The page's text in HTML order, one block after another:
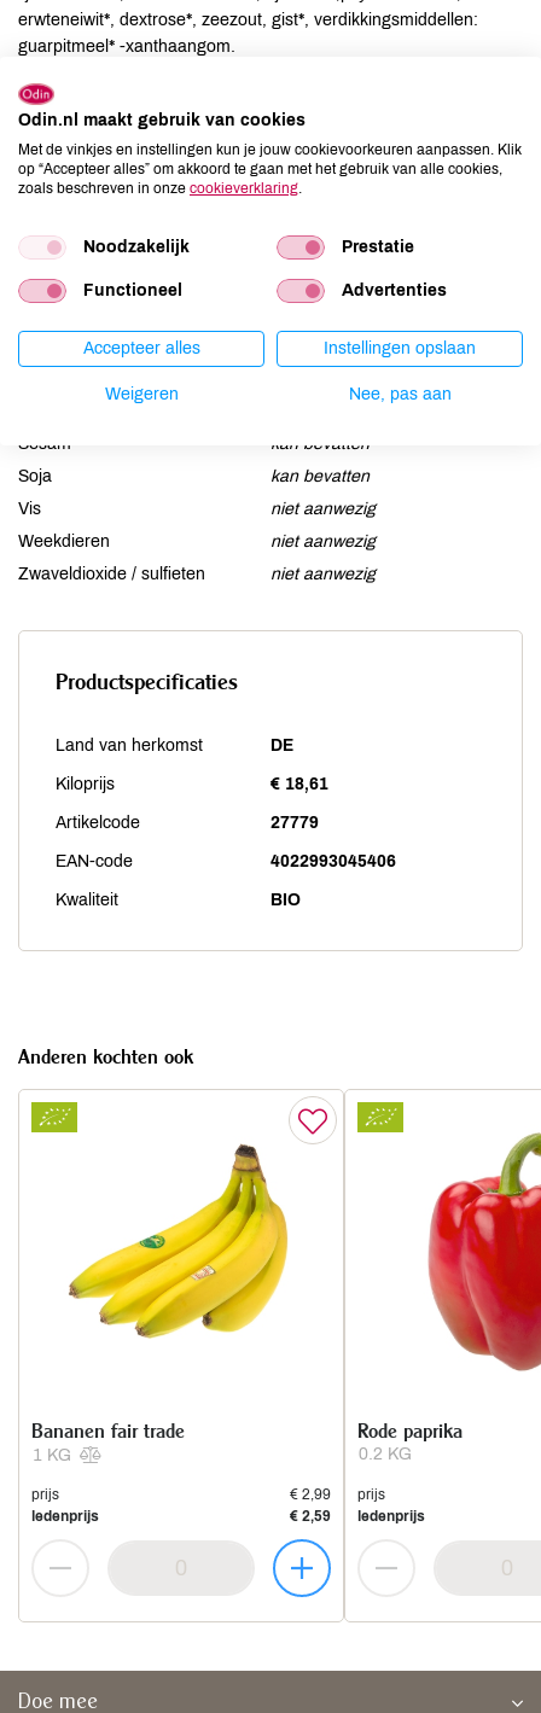
erwteneiwit*, dextrose*, zeezout, gist*, verdikkingsmiddellen:
guarpitmeel* -xanthaangom.
Allergenen
Aardnoten
niet aanwezig
Ei
kan bevatten
Lactose
niet aanwezig
Lupine
kan bevatten
niet aanwezig
Schaaldieren
niet aanwezig
Sesam
kan bevatten
Soja
kan bevatten
Vis
niet aanwezig
Weekdieren
niet aanwezig
Zwaveldioxide / sulfieten
niet aanwezig
Productspecificaties
Land van herkomst DE
Kiloprijs € 18,61
Artikelcode 27779
EAN-code 4022993045406
Kwaliteit BIO
Anderen kochten ook
1 KG
Bananen fair trade
prijs
€ 2,99
ledenprijs
€ 2,59
0.2 KG
Rode paprika
prijs
ledenprijs
Doe mee
Odin.nl maakt gebruik van cookies
Met de vinkjes en instellingen kun je jouw cookievoorkeuren aanpassen. Klik
op “Accepteer alles” om akkoord te gaan met het gebruik van alle cookies,
zoals beschreven in onze cookieverklaring
Noodzakelijk Prestatie
Functioneel Advertenties
Accepteer alles Instellingen opslaan
Weigeren Nee, pas aan